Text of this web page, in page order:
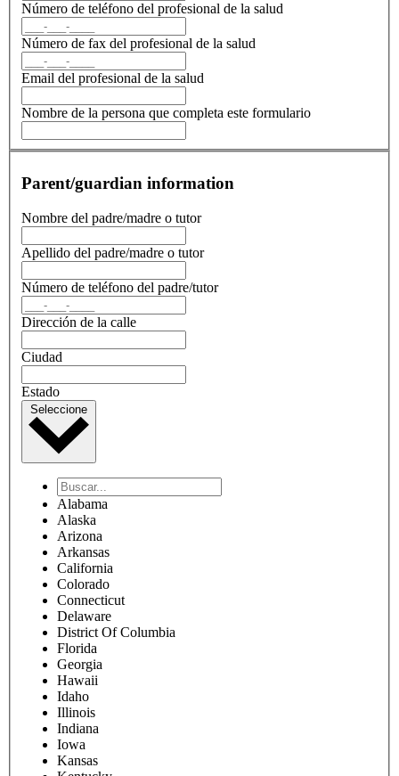
Número de teléfono del profesional de la salud
Número de fax del profesional de la salud
Email del profesional de la salud
Nombre de la persona que completa este formulario
Parent/guardian information
Nombre del padre/madre o tutor
Apellido del padre/madre o tutor
Número de teléfono del padre/tutor
Dirección de la calle
Ciudad
Estado
Seleccione
Alabama
Alaska
Arizona
Arkansas
California
Colorado
Connecticut
Delaware
District Of Columbia
Florida
Georgia
Hawaii
Idaho
Illinois
Indiana
Iowa
Kansas